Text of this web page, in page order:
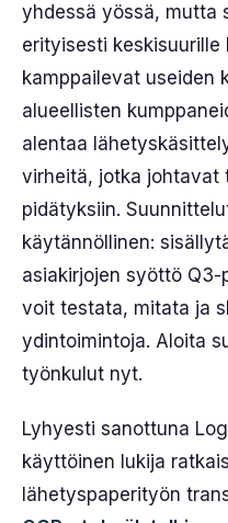
yhdessä yössä, mutta
erityisesti keskisuurille
kamppailevat useiden
alueellisten
alentaa
virheitä, jotka johtavat
pidätyksiin.
käytännöllinen:
asiakirjojen syöttö
voit testata, mitata ja
ydintoimintoja. Aloita
työnkulut nyt.
Lyhyesti sanottuna
käyttöinen lukija
lähetyspaperityön